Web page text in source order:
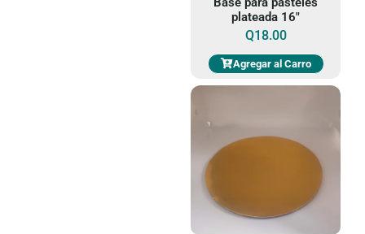
plateada 16"
Q18.00
Agregar al Carro